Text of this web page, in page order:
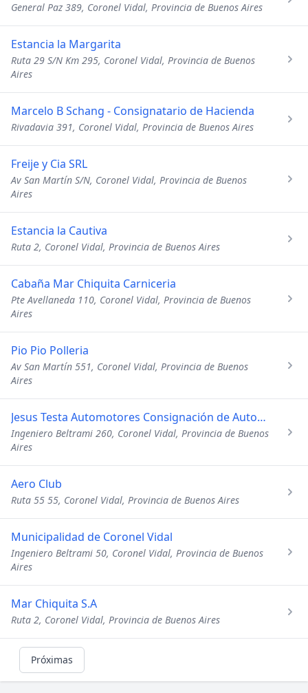
General Paz 389, Coronel Vidal, Provincia de Buenos Aires
Estancia la Margarita
Ruta 29 S/N Km 295, Coronel Vidal, Provincia de Buenos
Aires
Marcelo B Schang - Consignatario de Hacienda
Rivadavia 391, Coronel Vidal, Provincia de Buenos Aires
Freije y Cia SRL
Av San Martín S/N, Coronel Vidal, Provincia de Buenos
Aires
Estancia la Cautiva
Ruta 2, Coronel Vidal, Provincia de Buenos Aires
Cabaña Mar Chiquita Carniceria
Pte Avellaneda 110, Coronel Vidal, Provincia de Buenos
Aires
Pio Pio Polleria
Av San Martín 551, Coronel Vidal, Provincia de Buenos
Aires
Jesus Testa Automotores Consignación de Automotores
Ingeniero Beltrami 260, Coronel Vidal, Provincia de Buenos
Aires
Aero Club
Ruta 55 55, Coronel Vidal, Provincia de Buenos Aires
Municipalidad de Coronel Vidal
Ingeniero Beltrami 50, Coronel Vidal, Provincia de Buenos
Aires
Mar Chiquita S.A
Ruta 2, Coronel Vidal, Provincia de Buenos Aires
Próximas